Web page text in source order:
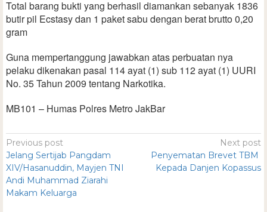
Total barang bukti yang berhasil diamankan sebanyak 1836
butir pil Ecstasy dan 1 paket sabu dengan berat brutto 0,20
gram
Guna mempertanggung jawabkan atas perbuatan nya
pelaku dikenakan pasal 114 ayat (1) sub 112 ayat (1) UURI
No. 35 Tahun 2009 tentang Narkotika.
MB101 – Humas Polres Metro JakBar
Previous post
Jelang Sertijab Pangdam
XIV/Hasanuddin, Mayjen TNI
Andi Muhammad Ziarahi
Makam Keluarga
Next post
Penyematan Brevet TBM
Kepada Danjen Kopassus